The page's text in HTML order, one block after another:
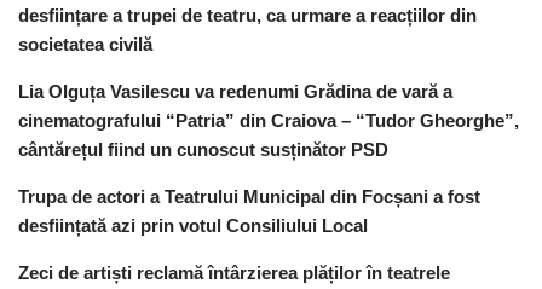
desființare a trupei de teatru, ca urmare a reacțiilor din
societatea civilă
Lia Olguța Vasilescu va redenumi Grădina de vară a
cinematografului “Patria” din Craiova – “Tudor Gheorghe”,
cântărețul fiind un cunoscut susținător PSD
Trupa de actori a Teatrului Municipal din Focșani a fost
desființată azi prin votul Consiliului Local
Zeci de artiști reclamă întârzierea plăților în teatrele